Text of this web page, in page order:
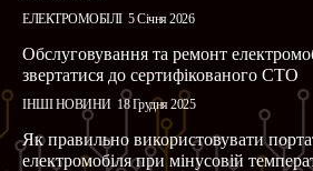
ЕЛЕКТРОМОБІЛІ 5 Січня 2026
Обслуговування та ремонт
звертатися до сертифікованого СТО
ІНШІ НОВИНИ 18 Грудня 2025
Як правильно використовувати
електромобіля при мінусовій